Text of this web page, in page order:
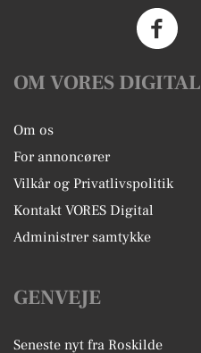
OM VORES DIGITAL
Om os
For annoncører
Vilkår og Privatlivspolitik
Kontakt VORES Digital
Administrer samtykke
GENVEJE
Seneste nyt fra Roskilde